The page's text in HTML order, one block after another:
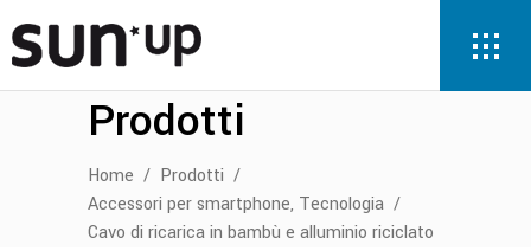
Prodotti
Home / Prodotti /
Accessori per smartphone, Tecnologia /
Cavo di ricarica in bambù e alluminio riciclato